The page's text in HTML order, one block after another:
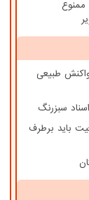
ممنوع
طبیعی
سبزرنگ
باید برطرف